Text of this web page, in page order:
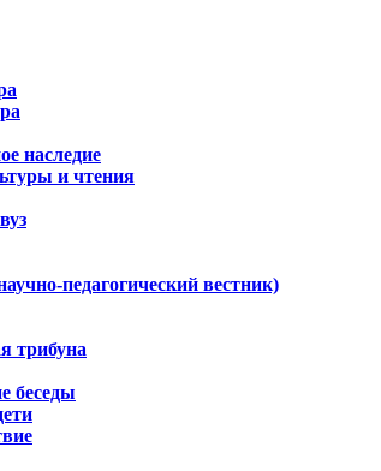
наследие
и чтения
педагогический вестник)
трибуна
беседы